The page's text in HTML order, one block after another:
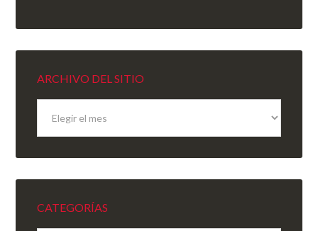
ARCHIVO DEL SITIO
sitio
CATEGORÍAS